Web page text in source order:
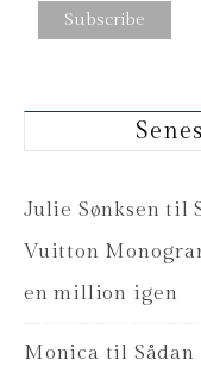
Julie Sønksen til
Vuitton
en million igen
Monica til